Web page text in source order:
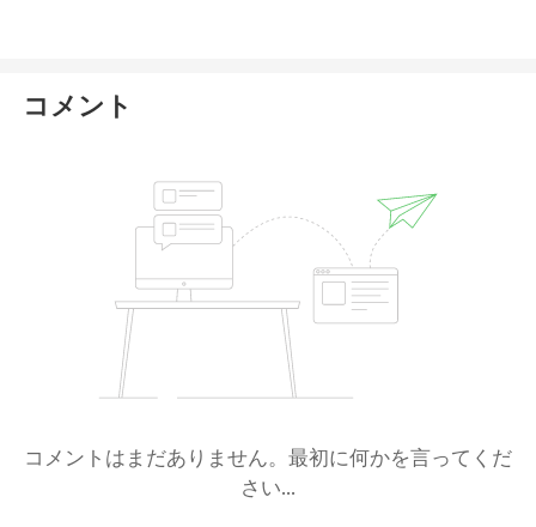
コメント
コメントはまだありません。最初に何かを言ってくだ
さい...